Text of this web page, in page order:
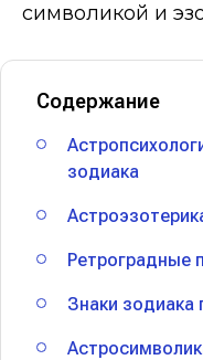
символикой и
Содержание
зодиака
Ретроградные
Знаки зодиака